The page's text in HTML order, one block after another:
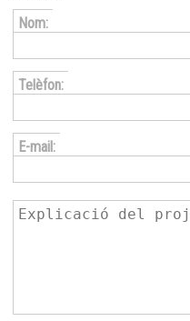
Nom:
Telèfon:
E-mail: